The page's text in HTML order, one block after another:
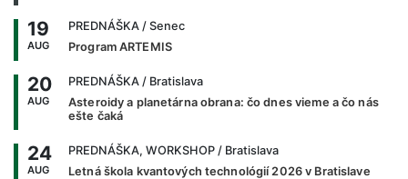
19
AUG
PREDNÁŠKA / Senec
Program ARTEMIS
20
AUG
PREDNÁŠKA / Bratislava
Asteroidy a planetárna obrana: čo dnes vieme a čo nás
ešte čaká
24
AUG
PREDNÁŠKA, WORKSHOP / Bratislava
Letná škola kvantových technológií 2026 v Bratislave